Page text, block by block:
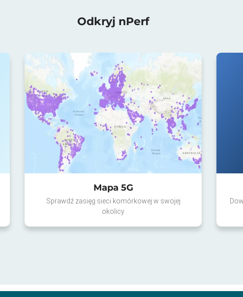
Odkryj nPerf
Mapa 5G
Sprawdź zasięg sieci komórkowej w swojej
okolicy